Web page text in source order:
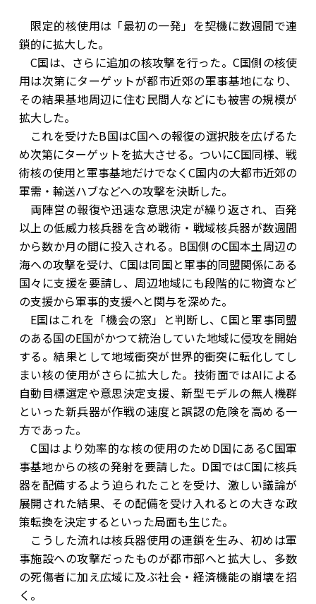
限定的核使用は「最初の一発」を契機に数週間で連
鎖的に拡大した。
C国は、さらに追加の核攻撃を行った。C国側の核使
用は次第にターゲットが都市近郊の軍事基地になり、
その結果基地周辺に住む民間人などにも被害の規模が
拡大した。
これを受けたB国はC国への報復の選択肢を広げるた
め次第にターゲットを拡大させる。ついにC国同様、戦
術核の使用と軍事基地だけでなくC国内の大都市近郊の
軍需・輸送ハブなどへの攻撃を決断した。
両陣営の報復や迅速な意思決定が繰り返され、百発
以上の低威力核兵器を含め戦術・戦域核兵器が数週間
から数か月の間に投入される。B国側のC国本土周辺の
海への攻撃を受け、C国は同国と軍事的同盟関係にある
国々に支援を要請し、周辺地域にも段階的に物資など
の支援から軍事的支援へと関与を深めた。
E国はこれを「機会の窓」と判断し、C国と軍事同盟
のある国のE国がかつて統治していた地域に侵攻を開始
する。結果として地域衝突が世界的衝突に転化してし
まい核の使用がさらに拡大した。技術面ではAIによる
自動目標選定や意思決定支援、新型モデルの無人機群
といった新兵器が作戦の速度と誤認の危険を高める一
方であった。
C国はより効率的な核の使用のためD国にあるC国軍
事基地からの核の発射を要請した。D国ではC国に核兵
器を配備するよう迫られたことを受け、激しい議論が
展開された結果、その配備を受け入れるとの大きな政
策転換を決定するといった局面も生じた。
こうした流れは核兵器使用の連鎖を生み、初めは軍
事施設への攻撃だったものが都市部へと拡大し、多数
の死傷者に加え広域に及ぶ社会・経済機能の崩壊を招
く。